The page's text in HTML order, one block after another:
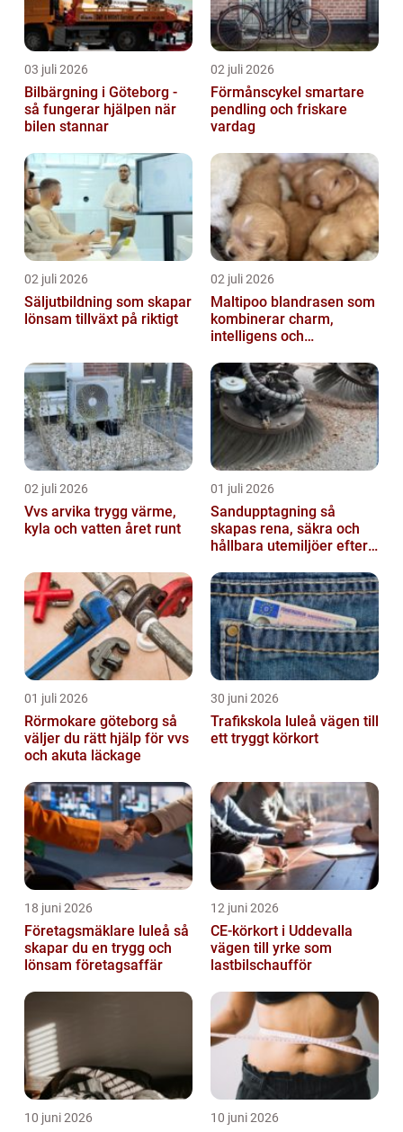
03 juli 2026
Bilbärgning i Göteborg -
så fungerar hjälpen när
bilen stannar
02 juli 2026
Förmånscykel smartare
pendling och friskare
vardag
02 juli 2026
Säljutbildning som skapar
lönsam tillväxt på riktigt
02 juli 2026
Maltipoo blandrasen som
kombinerar charm,
intelligens och
02 juli 2026
Vvs arvika trygg värme,
kyla och vatten året runt
01 juli 2026
Sandupptagning så
skapas rena, säkra och
hållbara utemiljöer efter
01 juli 2026
Rörmokare göteborg så
väljer du rätt hjälp för vvs
och akuta läckage
30 juni 2026
Trafikskola luleå vägen till
ett tryggt körkort
18 juni 2026
Företagsmäklare luleå så
skapar du en trygg och
lönsam företagsaffär
12 juni 2026
CE-körkort i Uddevalla
vägen till yrke som
lastbilschaufför
10 juni 2026 10 juni 2026